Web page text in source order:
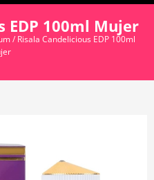
EDP 100ml Mujer
/ Risala Candelicious EDP 100ml